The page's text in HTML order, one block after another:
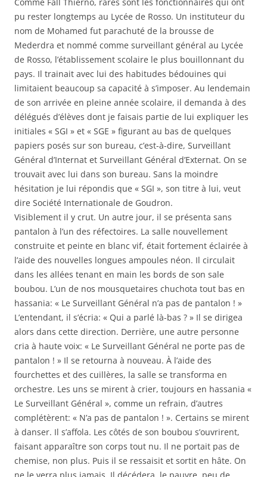
pu rester longtemps au Lycée de Rosso. Un instituteur du
nom de Mohamed fut parachuté de la brousse de
Mederdra et nommé comme surveillant général au Lycée
de Rosso, l’établissement scolaire le plus bouillonnant du
pays. Il trainait avec lui des habitudes bédouines qui
limitaient beaucoup sa capacité à s’imposer. Au lendemain
de son arrivée en pleine année scolaire, il demanda à des
délégués d’élèves dont je faisais partie de lui expliquer les
initiales « SGI » et « SGE » figurant au bas de quelques
papiers posés sur son bureau, c’est-à-dire, Surveillant
Général d’Internat et Surveillant Général d’Externat. On se
trouvait avec lui dans son bureau. Sans la moindre
hésitation je lui répondis que « SGI », son titre à lui, veut
dire Société Internationale de Goudron.
Visiblement il y crut. Un autre jour, il se présenta sans
pantalon à l’un des réfectoires. La salle nouvellement
construite et peinte en blanc vif, était fortement éclairée à
l’aide des nouvelles longues ampoules néon. Il circulait
dans les allées tenant en main les bords de son sale
boubou. L’un de nos mousquetaires chuchota tout bas en
hassania: « Le Surveillant Général n’a pas de pantalon ! »
L’entendant, il s’écria: « Qui a parlé là-bas ? » Il se dirigea
alors dans cette direction. Derrière, une autre personne
cria à haute voix: « Le Surveillant Général ne porte pas de
pantalon ! » Il se retourna à nouveau. À l’aide des
fourchettes et des cuillères, la salle se transforma en
orchestre. Les uns se mirent à crier, toujours en hassania «
Le Surveillant Général », comme un refrain, d’autres
complétèrent: « N’a pas de pantalon ! ». Certains se mirent
à danser. Il s’affola. Les côtés de son boubou s’ouvrirent,
faisant apparaître son corps tout nu. Il ne portait pas de
chemise, non plus. Puis il se ressaisit et sortit en hâte. On